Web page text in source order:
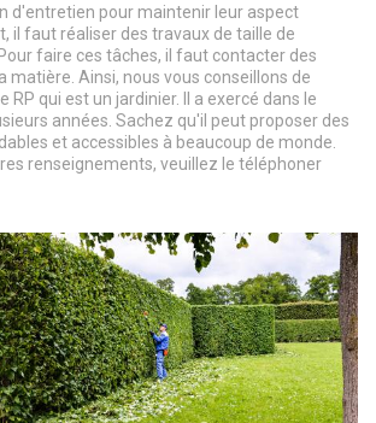
d'entretien pour maintenir leur aspect
il faut réaliser des travaux de taille de
faire ces tâches, il faut contacter des
matière. Ainsi, nous vous conseillons de
RP qui est un jardinier. Il a exercé dans le
années. Sachez qu'il peut proposer des
et accessibles à beaucoup de monde.
renseignements, veuillez le téléphoner